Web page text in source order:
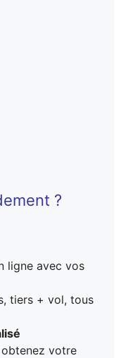
?
ligne avec vos
tiers + vol, tous
votre